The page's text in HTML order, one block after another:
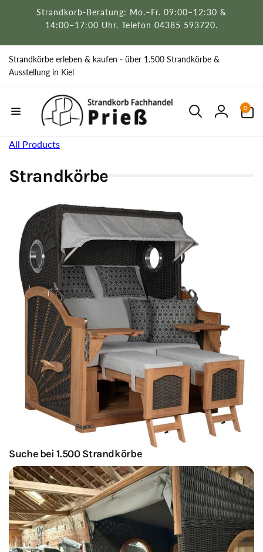
Strandkorb-Beratung: Mo.–Fr. 09:00–12:30 &
14:00–17:00 Uhr. Telefon 04385 593720.
Strandkörbe erleben & kaufen - über 1.500 Strandkörbe &
Ausstellung in Kiel
Einloggen
0
Artikel
All Products
Strandkörbe
Suche bei 1.500 Strandkörbe